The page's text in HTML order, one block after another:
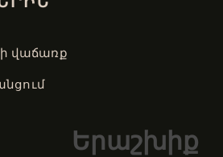
վաճառք
Երաշխիք